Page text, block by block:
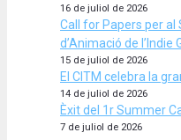
16 de juliol de 2026
Call for Papers per al
d’Animació de l’Indie
15 de juliol de 2026
El CITM celebra la
14 de juliol de 2026
Èxit del 1r Summer
7 de juliol de 2026